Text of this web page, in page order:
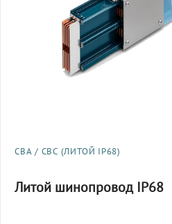
СВА / СВС (ЛИТОЙ IP68)
Литой шинопровод IP68